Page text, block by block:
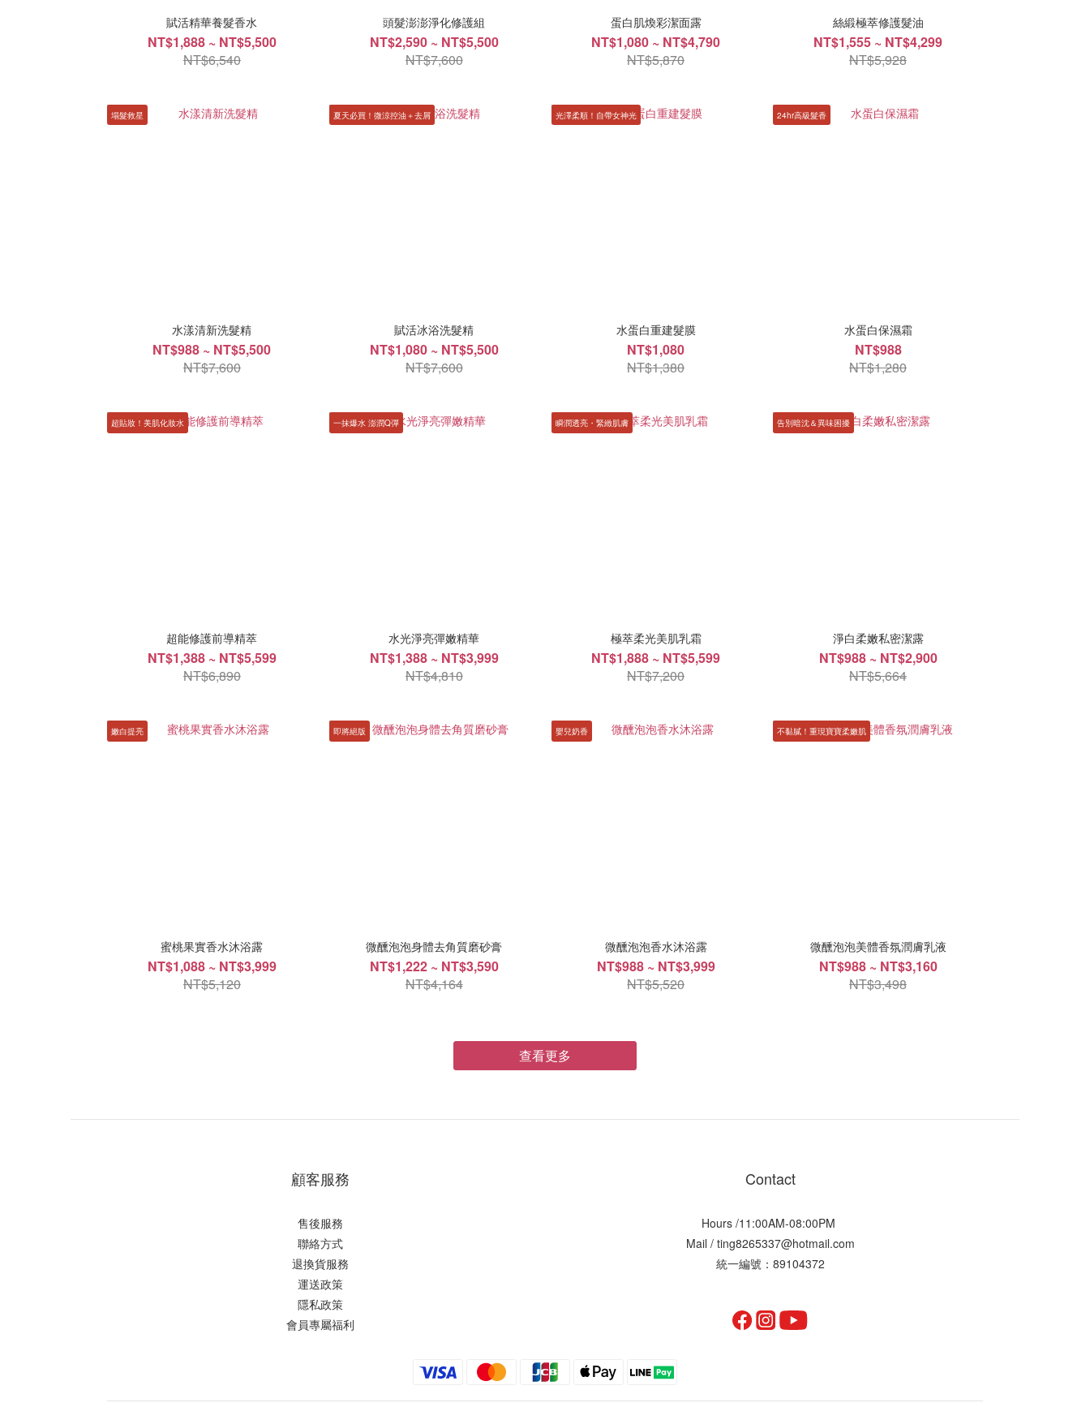
賦活精華養髮香水
NT$1,888 ~ NT$5,500
NT$6,540
頭髮澎澎淨化修護組
NT$2,590 ~ NT$5,500
NT$7,600
蛋白肌煥彩潔面露
NT$1,080 ~ NT$4,790
NT$5,870
絲緞極萃修護髮油
NT$1,555 ~ NT$4,299
NT$5,928
塌髮救星
水漾清新洗髮精
NT$988 ~ NT$5,500
NT$7,600
夏天必買！微涼控油＋去屑
賦活冰浴洗髮精
NT$1,080 ~ NT$5,500
NT$7,600
光澤柔順！自帶女神光
水蛋白重建髮膜
NT$1,080
NT$1,380
24hr高級髮香
水蛋白保濕霜
NT$988
NT$1,280
超貼妝！美肌化妝水
超能修護前導精萃
NT$1,388 ~ NT$5,599
NT$6,890
一抹爆水 澎潤Q彈
水光淨亮彈嫩精華
NT$1,388 ~ NT$3,999
NT$4,810
瞬潤透亮・緊緻肌膚
極萃柔光美肌乳霜
NT$1,888 ~ NT$5,599
NT$7,200
告別暗沈＆異味困擾
淨白柔嫩私密潔露
NT$988 ~ NT$2,900
NT$5,664
嫩白提亮
蜜桃果實香水沐浴露
NT$1,088 ~ NT$3,999
NT$5,120
即將絕版
微醺泡泡身體去角質磨砂膏
NT$1,222 ~ NT$3,590
NT$4,164
嬰兒奶香
微醺泡泡香水沐浴露
NT$988 ~ NT$3,999
NT$5,520
不黏膩！重現寶寶柔嫩肌
微醺泡泡美體香氛潤膚乳液
NT$988 ~ NT$3,160
NT$3,498
查看更多
顧客服務
售後服務
聯絡方式
退換貨服務
運送政策
隱私政策
會員專屬福利
Contact
Hours /11:00AM-08:00PM
Mail / ting8265337@hotmail.com
統一編號：89104372